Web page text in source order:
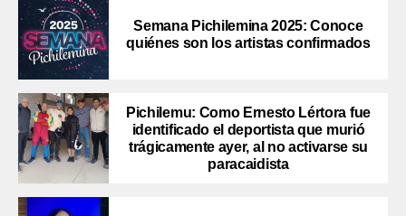
Semana Pichilemina 2025: Conoce
quiénes son los artistas confirmados
Pichilemu: Como Ernesto Lértora fue
identificado el deportista que murió
trágicamente ayer, al no activarse su
paracaidista